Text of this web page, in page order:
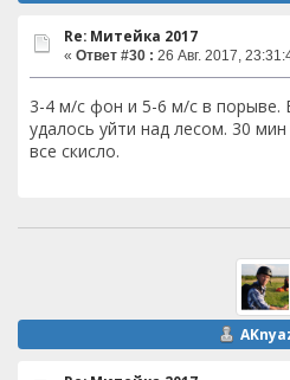
Re: Митейка 2017
« Ответ #30 : 26 Авг. 2017,
3-4 м/с фон и 5-6 м/с в порыве.
удалось уйти над лесом. 30
все скисло.